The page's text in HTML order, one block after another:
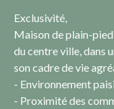
Exclusivité,
Maison de plain-
du centre ville, dans
son cadre de vie
- Environnement
- Proximité des